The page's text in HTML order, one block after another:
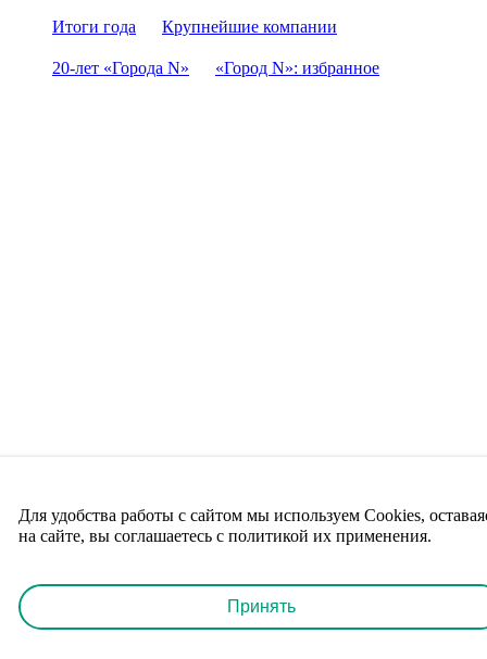
Итоги года
Крупнейшие компании
20-лет «Города N» «Город N»: избранное
Для удобства работы с сайтом мы используем Cookies,
на сайте, вы соглашаетесь с политикой их применения.
Принять